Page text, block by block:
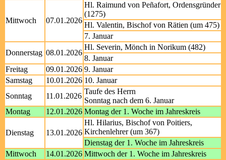
Mittwoch 07.01.2026
Hl. Raimund von Peñafort, Ordensgründer
(1275)
Hl. Valentin, Bischof von Rätien (um 475)
7. Januar
Donnerstag 08.01.2026
Hl. Severin, Mönch in Norikum (482)
8. Januar
Freitag
09.01.2026 9. Januar
Samstag
10.01.2026 10. Januar
Sonntag
11.01.2026
Taufe des Herrn
Sonntag nach dem 6. Januar
Montag
12.01.2026 Montag der 1. Woche im Jahreskreis
Dienstag 13.01.2026
Hl. Hilarius, Bischof von Poitiers,
Kirchenlehrer (um 367)
Dienstag der 1. Woche im Jahreskreis
Mittwoch
14.01.2026 Mittwoch der 1. Woche im Jahreskreis